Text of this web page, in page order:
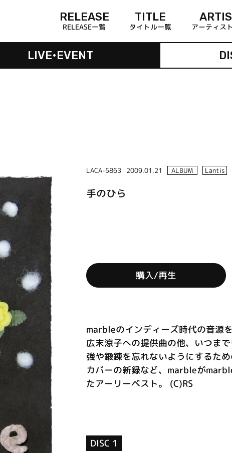
RELEASE
RELEASE一覧
TITLE
タイトル一覧 アーティス
LIVE•EVENT
LACA-5863 2009.01.21 ALBUM Lantis
手のひら
購入/再生
marbleのインディーズ時代の音源
広末涼子への提供曲の他、いつま
強や鍛錬を忘れないようにするた
カバーの新録など、marbleが
たアーリーベスト。 (C)RS
DISC 1